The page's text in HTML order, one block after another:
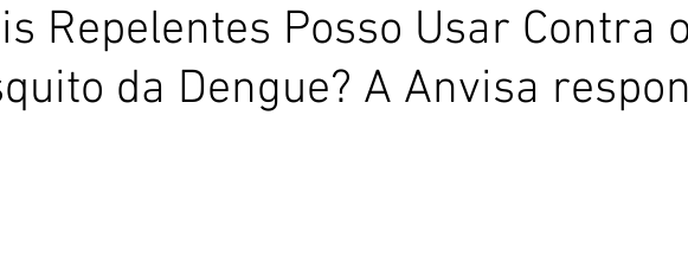
Repelentes Posso Usar Contra o
da Dengue? A Anvisa